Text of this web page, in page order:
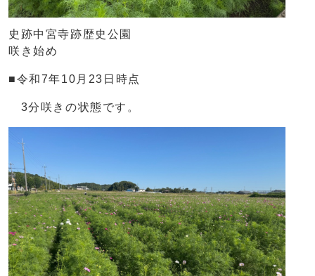
史跡中宮寺跡歴史公園
咲き始め
■令和7年10月23日時点
3分咲きの状態です。